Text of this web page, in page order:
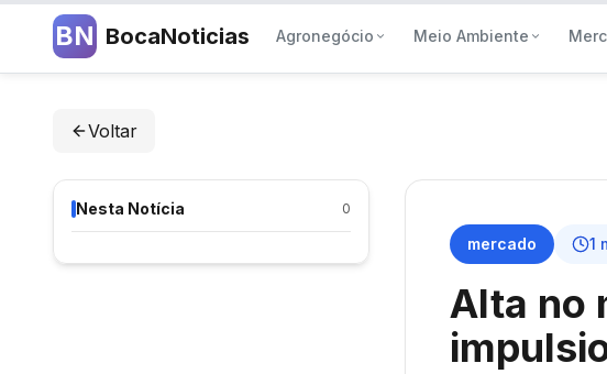
BN BocaNoticias Agronegócio Meio Ambiente
Voltar
Nesta Notícia 0
mercado 1
Alta no